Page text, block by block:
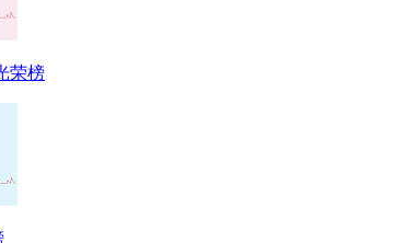
荣榜